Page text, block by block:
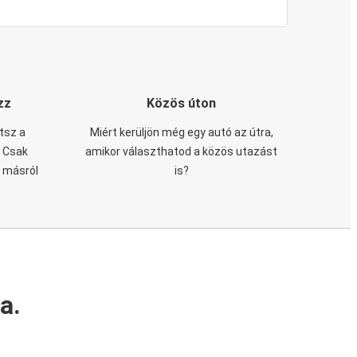
a
Közös úton
Miért kerüljön még egy autó az útra,
amikor választhatod a közös utazást
is?